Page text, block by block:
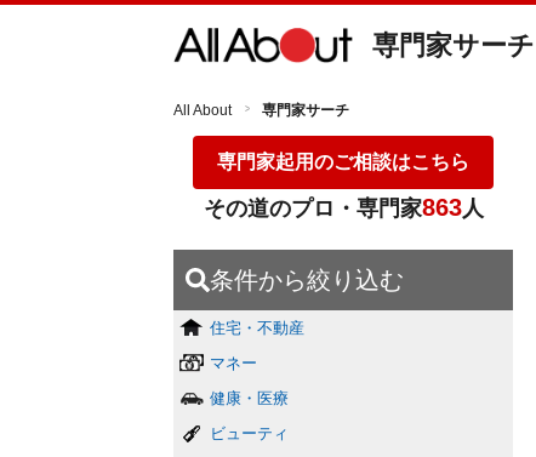
専門家サーチ
All About 専門家サーチ
専門家起用のご相談はこちら
その道のプロ・専門家863人
条件から絞り込む
住宅・不動産
マネー
健康・医療
ビューティ